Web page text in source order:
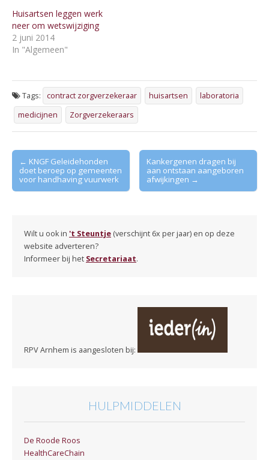
Huisartsen leggen werk
neer om wetswijziging
2 juni 2014
In "Algemeen"
Tags: contract zorgverzekeraar huisartsen
laboratoria
medicijnen
Zorgverzekeraars
Post
navigation
← KNGF Geleidehonden
doet beroep op gemeenten
voor handhaving vuurwerk
Kankergenen dragen bij
aan ontstaan aangeboren
afwijkingen →
Wilt u ook in 't Steuntje (verschijnt 6x per jaar) en op deze
website adverteren?
Informeer bij het Secretariaat.
RPV Arnhem is aangesloten bij:
HULPMIDDELEN
De Roode Roos
HealthCareChain